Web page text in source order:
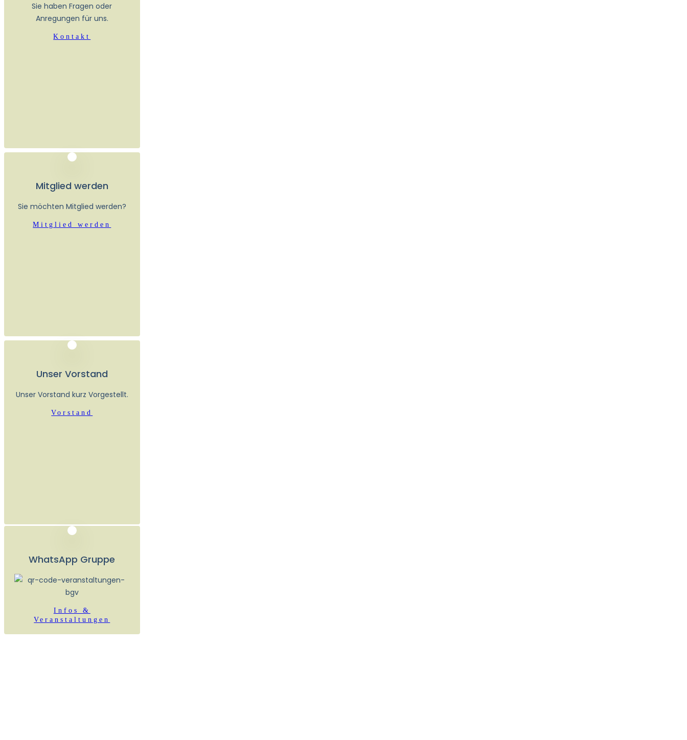
Sie haben Fragen oder
Anregungen für uns.
Kontakt
Mitglied werden
Sie möchten Mitglied werden?
Mitglied werden
Unser Vorstand
Unser Vorstand kurz Vorgestellt.
Vorstand
WhatsApp Gruppe
Infos &
Veranstaltungen